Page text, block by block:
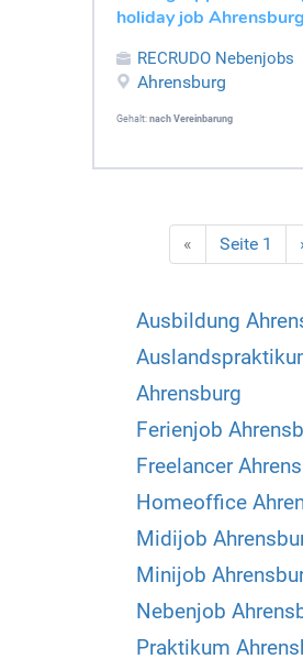
holiday job Ahrensburg
RECRUDO Nebenjobs
Ahrensburg
Gehalt: nach Vereinbarung
« Seite 1
Ausbildung
Ahrensburg
Ferienjob
Freelancer
Homeoffice
Midijob
Minijob
Nebenjob
Praktikum